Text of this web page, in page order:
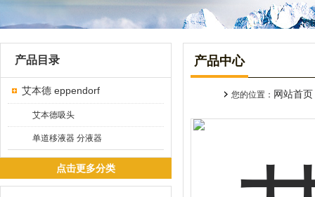
产品目录
艾本德 eppendorf
艾本德吸头
单道移液器 分液器
点击更多分类
产品中心
您的位置： 网站首页